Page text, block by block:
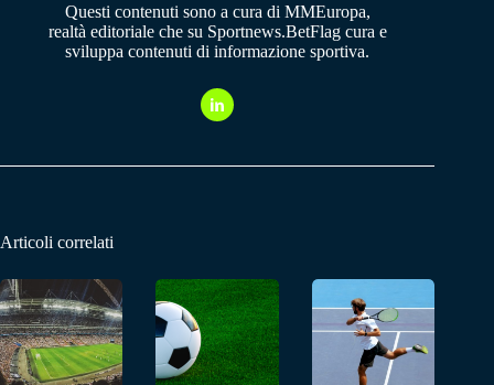
Questi contenuti sono a cura di MMEuropa,
realtà editoriale che su Sportnews.BetFlag cura e
sviluppa contenuti di informazione sportiva.
Articoli correlati